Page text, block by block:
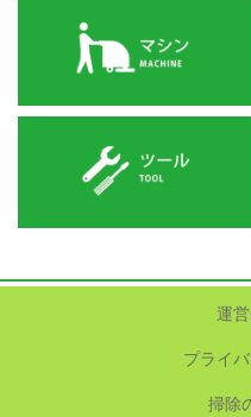
運
プライ
掃除